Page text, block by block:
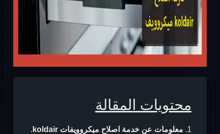
محتويات المقالة
معلومات عن خدمة اصلاح ميكروويفات koldair .